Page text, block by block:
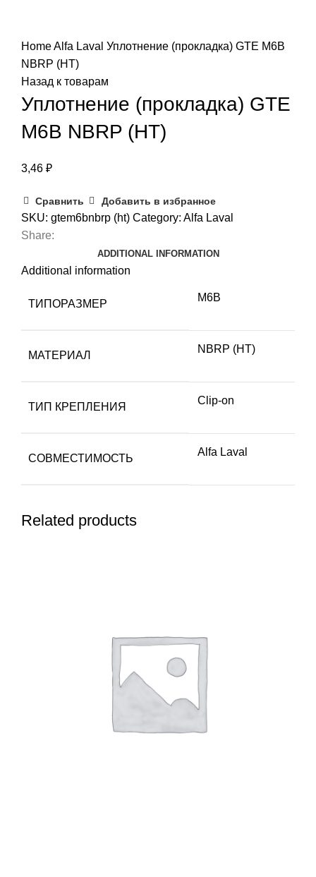
HomeAlfa Laval Уплотнение (прокладка) GTE M6B
NBRP (HT)
Назад к товарам
Уплотнение (прокладка) GTE
M6B NBRP (HT)
3,46 ₽
Сравнить Добавить в избранное
SKU: gtem6bnbrp (ht) Category: Alfa Laval
Share:
ADDITIONAL INFORMATION
Additional information
ТИПОРАЗМЕР
M6B
МАТЕРИАЛ
NBRP (HT)
ТИП КРЕПЛЕНИЯ
Clip-on
СОВМЕСТИМОСТЬ
Alfa Laval
Related products